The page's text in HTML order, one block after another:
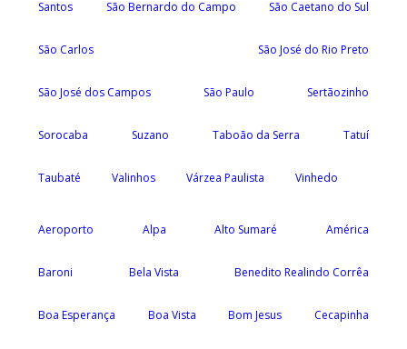
Santos São Bernardo do Campo São Caetano do Sul
São Carlos São José do Rio Preto
São José dos Campos São Paulo Sertãozinho
Sorocaba Suzano Taboão da Serra Tatuí
Taubaté Valinhos Várzea Paulista Vinhedo
Aeroporto Alpa Alto Sumaré América
Baroni Bela Vista Benedito Realindo Corrêa
Boa Esperança Boa Vista Bom Jesus Cecapinha